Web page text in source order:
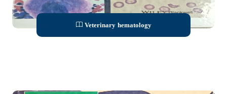
Veterinary hematology